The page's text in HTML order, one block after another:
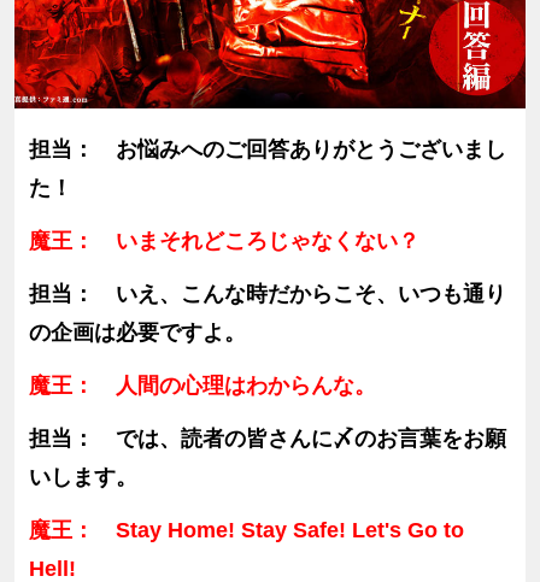
担当： お悩みへのご回答ありがとうございまし
た！
魔王： いまそれどころじゃなくない？
担当： いえ、こんな時だからこそ、いつも通り
の企画は必要ですよ。
魔王： 人間の心理はわからんな。
担当： では、読者の皆さんに〆のお言葉をお願
いします。
魔王： Stay Home! Stay Safe! Let's Go to
Hell!